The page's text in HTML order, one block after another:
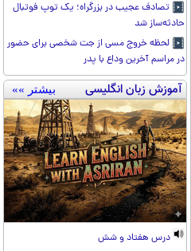
تصادف عجیب در بزرگراه؛ یک توپ فوتبال
حادثه‌ساز شد
لحظه خروج مسی از جت شخصی برای حضور
در مراسم آخرین وداع با پدر
آموزش زبان انگلیسی بیشتر »»
درس هفتاد و شش